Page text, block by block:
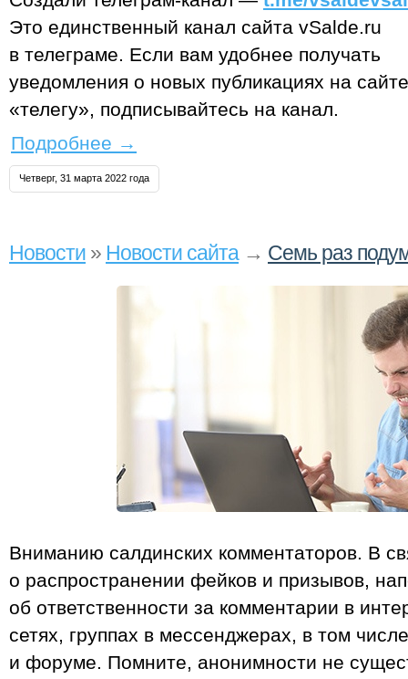
Это единственный канал сайта vSalde.ru
в телеграме. Если вам удобнее получать
уведомления о новых публикациях на
«телегу», подписывайтесь на канал.
Подробнее →
Четверг, 31 марта 2022 года
Новости » Новости сайта→ Семь раз
Вниманию салдинских комментаторов. В
о распространении фейков и призывов,
об ответственности за комментарии в
сетях, группах в мессенджерах, в том
и форуме. Помните, анонимности не